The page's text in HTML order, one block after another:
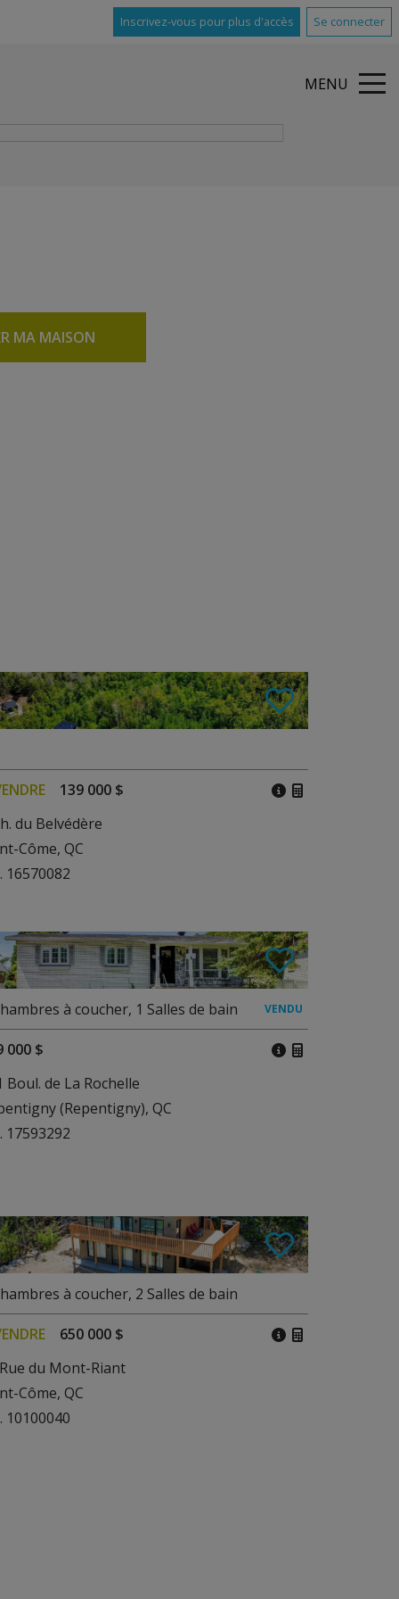
Inscrivez-vous pour plus d'accès Se connecter
MENU
MA MAISON
139 000 $
du Belvédère
Côme, QC
16570082
à coucher, 1 Salles de bain
000 $
Boul. de La Rochelle
(Repentigny), QC
17593292
à coucher, 2 Salles de bain
650 000 $
du Mont-Riant
Côme, QC
10100040